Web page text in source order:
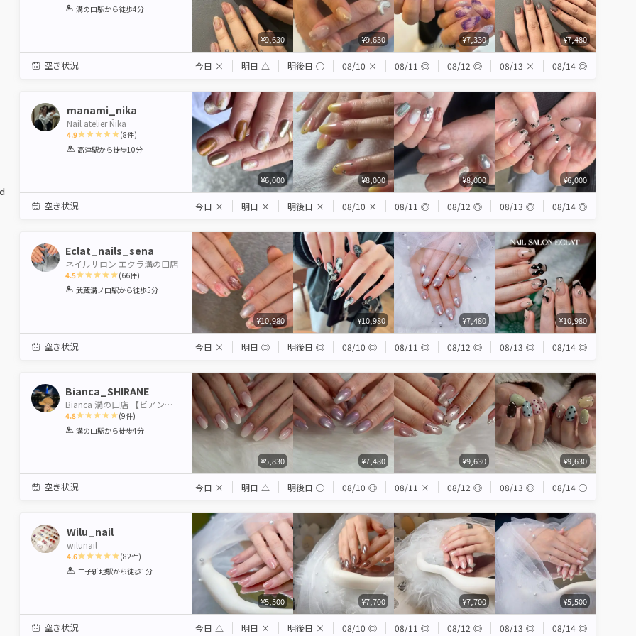
1 2 3 4 5
溝の口駅から徒歩4分
¥9,630 ¥9,630 ¥7,330 ¥7,480
空き状況 今日 × 明日 △ 明後日 ◯ 08/10 × 08/11 ◎ 08/12 ◎ 08/13 × 08/14 ◎
manami_nika
Nail atelier Ñika
4.9
1 2 3 4 5
(8件)
高津駅から徒歩10分
¥6,000 ¥8,000 ¥8,000 ¥6,000
空き状況 今日 × 明日 × 明後日 × 08/10 × 08/11 ◎ 08/12 ◎ 08/13 ◎ 08/14 ◎
Eclat_nails_sena
ネイルサロン エクラ溝の口店
4.5
1 2 3 4 5
(66件)
武蔵溝ノ口駅から徒歩5分
¥10,980 ¥10,980 ¥7,480 ¥10,980
空き状況 今日 × 明日 ◎ 明後日 ◎ 08/10 ◎ 08/11 ◎ 08/12 ◎ 08/13 ◎ 08/14 ◎
Bianca_SHIRANE
Bianca 溝の口店 【ビアンカ】
4.8
1 2 3 4 5
(9件)
溝の口駅から徒歩4分
¥5,830 ¥7,480 ¥9,630 ¥9,630
空き状況 今日 × 明日 △ 明後日 ◯ 08/10 ◎ 08/11 × 08/12 ◎ 08/13 ◎ 08/14 ◯
Wilu_nail
wilunail
4.6
1 2 3 4 5
(82件)
二子新地駅から徒歩1分
¥5,500 ¥7,700 ¥7,700 ¥5,500
空き状況 今日 △ 明日 × 明後日 × 08/10 ◎ 08/11 ◎ 08/12 ◎ 08/13 ◎ 08/14 ◎